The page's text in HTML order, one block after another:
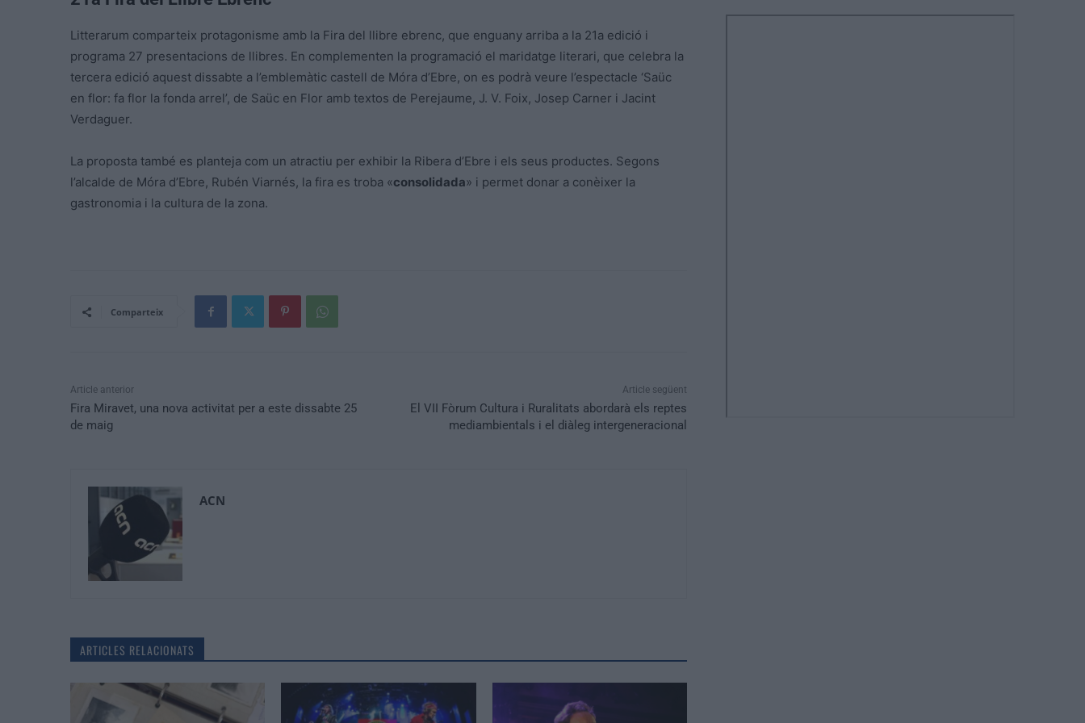
Litterarum comparteix protagonisme amb la Fira del llibre ebrenc, que enguany arriba a la 21a edició i
programa 27 presentacions de llibres. En complementen la programació el maridatge literari, que celebra la
tercera edició aquest dissabte a l’emblemàtic castell de Móra d’Ebre, on es podrà veure l’espectacle ‘Saüc
en flor: fa flor la fonda arrel’, de Saüc en Flor amb textos de Perejaume, J. V. Foix, Josep Carner i Jacint
Verdaguer.
La proposta també es planteja com un atractiu per exhibir la Ribera d’Ebre i els seus productes. Segons
l’alcalde de Móra d’Ebre, Rubén Viarnés, la fira es troba «consolidada» i permet donar a conèixer la
gastronomia i la cultura de la zona.
Comparteix
Article anterior
Fira Miravet, una nova activitat per a este dissabte 25
de maig
Article següent
El VII Fòrum Cultura i Ruralitats abordarà els reptes
mediambientals i el diàleg intergeneracional
ACN
ARTICLES RELACIONATS